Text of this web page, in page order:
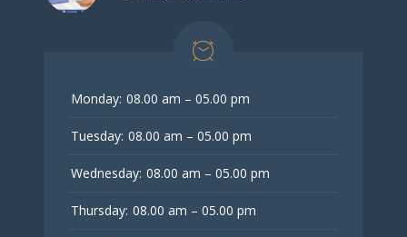
Monday: 08.00 am – 05.00 pm
Tuesday: 08.00 am – 05.00 pm
Wednesday: 08.00 am – 05.00 pm
Thursday: 08.00 am – 05.00 pm